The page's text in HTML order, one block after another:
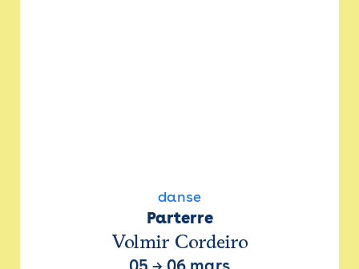
danse
Parterre
Volmir Cordeiro